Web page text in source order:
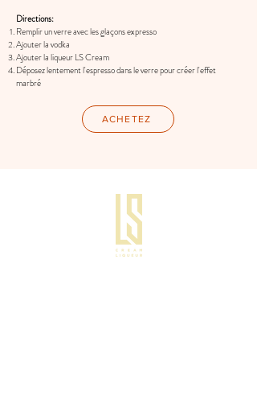
Directions:
Remplir un verre avec les glaçons expresso
Ajouter la vodka
Ajouter la liqueur LS Cream
Déposez lentement l'espresso dans le verre pour créer l'effet
marbré
ACHETEZ